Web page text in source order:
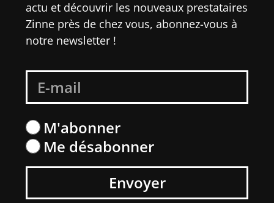
actu et découvrir les nouveaux prestataires
Zinne près de chez vous, abonnez-vous à
notre newsletter !
M'abonner
Me désabonner
Envoyer